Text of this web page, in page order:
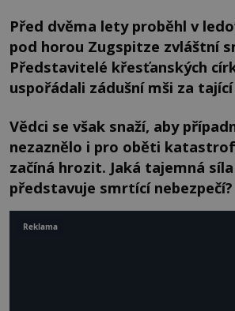
Před dvěma lety proběhl v
pod horou Zugspitze zvláštní
Představitelé křesťanských
uspořádali zádušní mši za
Vědci se však snaží, aby
nezaznělo i pro oběti
začíná hrozit. Jaká tajemná
představuje smrtící nebezpečí?
Reklama